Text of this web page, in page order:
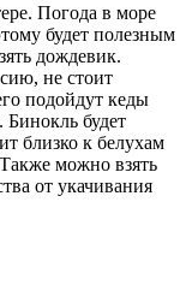
Погода в море
будет полезным
дождевик.
не стоит
подойдут кеды
будет
близко к белухам
можно взять
от укачивания